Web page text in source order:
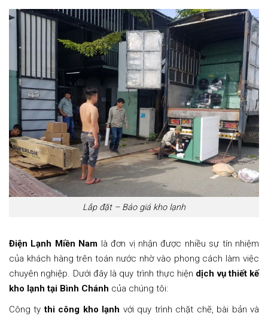
Lắp đặt – Báo giá kho lạnh
Điện Lạnh Miền Nam là đơn vị nhận được nhiều sự tín nhiệm
của khách hàng trên toán nước nhờ vào phong cách làm việc
chuyên nghiệp. Dưới đây là quy trình thực hiện dịch vụ thiết kế
kho lạnh tại Bình Chánh của chúng tôi:
Công tythi công kho lạnh với quy trình chặt chẽ, bài bản và